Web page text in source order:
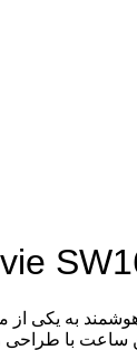
به یکی از
ساعت با طراحی